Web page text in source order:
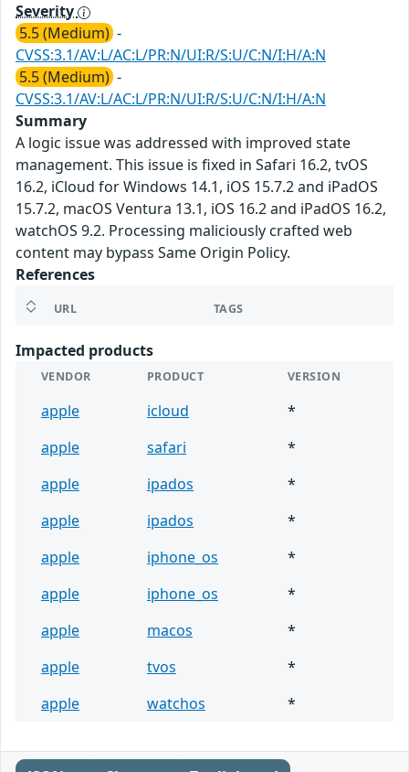
Severity
5.5 (Medium) -
CVSS:3.1/AV:L/AC:L/PR:N/UI:R/S:U/C:N/I:H/A:N
5.5 (Medium) -
CVSS:3.1/AV:L/AC:L/PR:N/UI:R/S:U/C:N/I:H/A:N
Summary
A logic issue was addressed with improved state
management. This issue is fixed in Safari 16.2, tvOS
16.2, iCloud for Windows 14.1, iOS 15.7.2 and iPadOS
15.7.2, macOS Ventura 13.1, iOS 16.2 and iPadOS 16.2,
watchOS 9.2. Processing maliciously crafted web
content may bypass Same Origin Policy.
References
URL TAGS
Impacted products
VENDOR PRODUCT VERSION
apple icloud
*
apple
safari
*
apple
ipados
*
apple
ipados
*
apple
iphone_os
*
apple
iphone_os
*
apple
macos
*
apple
tvos
*
apple
watchos *